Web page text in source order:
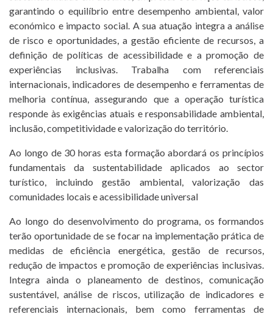
新
闻
项
目
联
系
电
子
学
习
平
台
T. +351 268 625 026 | F.
+351 268 626 546 | E.
agricert@agricert.pt
garantindo o equilíbrio entre desempenho ambiental, valor
económico e impacto social. A sua atuação integra a análise
de risco e oportunidades, a gestão eficiente de recursos, a
definição de políticas de acessibilidade e a promoção de
experiências inclusivas. Trabalha com referenciais
internacionais, indicadores de desempenho e ferramentas de
melhoria contínua, assegurando que a operação turística
responde às exigências atuais e responsabilidade ambiental,
inclusão, competitividade e valorização do território.
Ao longo de 30 horas esta formação abordará os princípios
fundamentais da sustentabilidade aplicados ao sector
turístico, incluindo gestão ambiental, valorização das
comunidades locais e acessibilidade universal
Ao longo do desenvolvimento do programa, os formandos
terão oportunidade de se focar na implementação prática de
medidas de eficiência energética, gestão de recursos,
redução de impactos e promoção de experiências inclusivas.
Integra ainda o planeamento de destinos, comunicação
sustentável, análise de riscos, utilização de indicadores e
referenciais internacionais, bem como ferramentas de